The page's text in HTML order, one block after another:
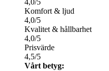
4,0/5
Komfort & ljud
4,0/5
Kvalitet & hållbarhet
4,0/5
Prisvärde
4,5/5
Vårt betyg: